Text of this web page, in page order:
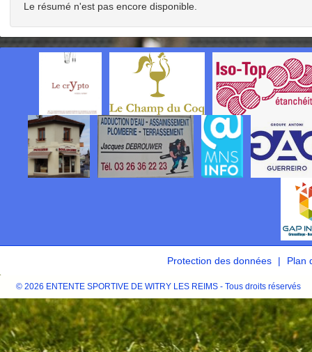
Le résumé n'est pas encore disponible.
Protection des données Plan
© 2026 ENTENTE SPORTIVE DE WITRY LES REIMS - Tous droits réservés